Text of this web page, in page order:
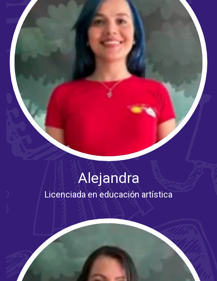
Alejandra
Licenciada en educación artística